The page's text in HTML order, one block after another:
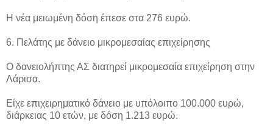
Η νέα μειωμένη δόση έπεσε στα 276 ευρώ.
6. Πελάτης με δάνειο μικρομεσαίας επιχείρησης
Ο δανειολήπτης ΑΣ διατηρεί μικρομεσαία επιχείρηση στην
Λάρισα.
Είχε επιχειρηματικό δάνειο με υπόλοιπο 100.000 ευρώ,
διάρκειας 10 ετών, με δόση 1.213 ευρώ.